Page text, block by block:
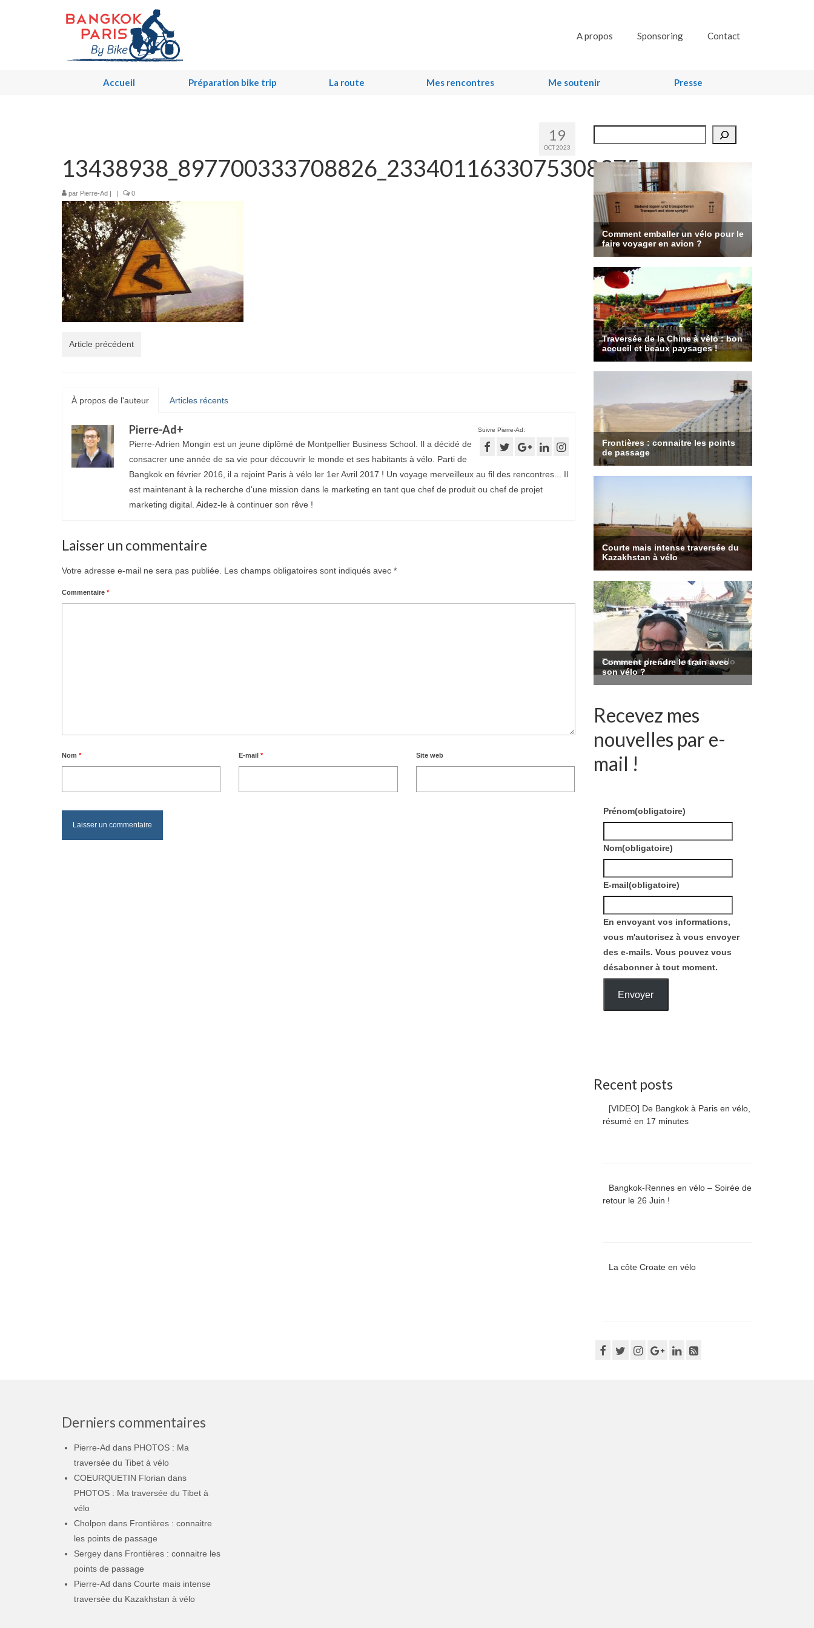
A propos Sponsoring Contact
Accueil Préparation bike trip La route Mes rencontres Me soutenir Presse
19
OCT 2023
13438938_897700333708826_2334011633075308975_n
par Pierre-Ad | | 0
Article précédent
À propos de l'auteur Articles récents
Suivre Pierre-Ad:
Pierre-Ad+
Pierre-Adrien Mongin est un jeune diplômé de Montpellier Business School. Il a décidé de
consacrer une année de sa vie pour découvrir le monde et ses habitants à vélo. Parti de
Bangkok en février 2016, il a rejoint Paris à vélo ler 1er Avril 2017 ! Un voyage merveilleux au fil des rencontres... Il
est maintenant à la recherche d'une mission dans le marketing en tant que chef de produit ou chef de projet
marketing digital. Aidez-le à continuer son rêve !
Laisser un commentaire
Votre adresse e-mail ne sera pas publiée. Les champs obligatoires sont indiqués avec *
Commentaire *
Nom * E-mail* Site web
Recevez mes
nouvelles par e-
mail !
Prénom(obligatoire)
Nom(obligatoire)
E-mail(obligatoire)
En envoyant vos informations,
vous m'autorisez à vous envoyer
des e-mails. Vous pouvez vous
désabonner à tout moment.
Envoyer
Recent posts
[VIDEO] De Bangkok à Paris en vélo,
résumé en 17 minutes
Bangkok-Rennes en vélo – Soirée de
retour le 26 Juin !
La côte Croate en vélo
Derniers commentaires
Pierre-Ad dans PHOTOS : Ma
traversée du Tibet à vélo
COEURQUETIN Florian dans
PHOTOS : Ma traversée du Tibet à
vélo
Cholpon dans Frontières : connaitre
les points de passage
Sergey dans Frontières : connaitre les
points de passage
Pierre-Ad dans Courte mais intense
traversée du Kazakhstan à vélo